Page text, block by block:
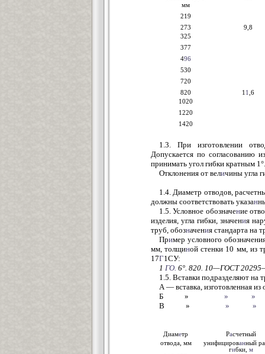
мм
219
273
9,8
325
377
496
530
720
820
1 1 ,6
1020
1220
1420
1.3. При изготовлении
Допускается по согласованию
принимать угол гибки кратным 1°.
Отклонения от величины угла
1.4. Диаметр отводов,
должны соответствовать указан
1.5. Условное обозначение
изделия, угла гибки, значения
труб, обозначения стандарта на
Пример условного
мм, толщиной стенки 10 мм, из
17Г1СУ:
1 ГО. 6°. 820. 10—ГОСТ
1.5. Вставки подразделяют на
А — вставка, изготовленная из
Б » »
»
В » » »
Диаметр Расчетный
отвода, мм
унифицированный
гибки, м